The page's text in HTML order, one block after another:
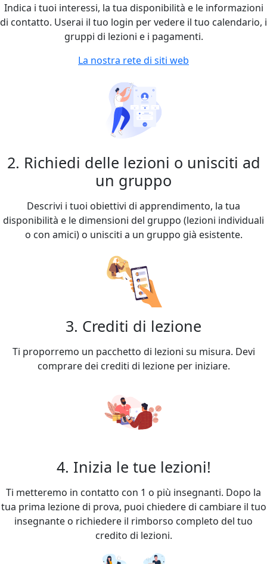
Indica i tuoi interessi, la tua disponibilità e le informazioni
di contatto. Userai il tuo login per vedere il tuo calendario, i
gruppi di lezioni e i pagamenti.
La nostra rete di siti web
2. Richiedi delle lezioni o unisciti ad
un gruppo
Descrivi i tuoi obiettivi di apprendimento, la tua
disponibilità e le dimensioni del gruppo (lezioni individuali
o con amici) o unisciti a un gruppo già esistente.
3. Crediti di lezione
Ti proporremo un pacchetto di lezioni su misura. Devi
comprare dei crediti di lezione per iniziare.
4. Inizia le tue lezioni!
Ti metteremo in contatto con 1 o più insegnanti. Dopo la
tua prima lezione di prova, puoi chiedere di cambiare il tuo
insegnante o richiedere il rimborso completo del tuo
credito di lezioni.